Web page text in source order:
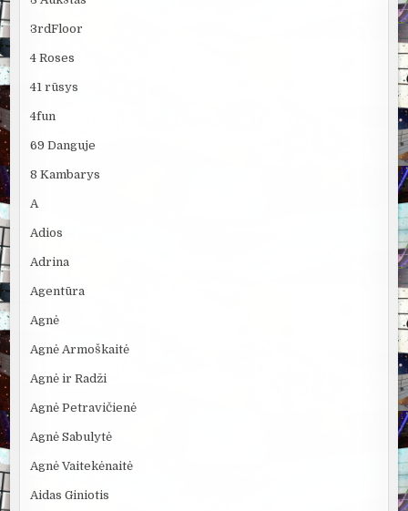
3rdFloor
4 Roses
41 rūsys
4fun
69 Danguje
8 Kambarys
A
Adios
Adrina
Agentūra
Agnė
Agnė Armoškaitė
Agnė ir Radži
Agnė Petravičienė
Agnė Sabulytė
Agnė Vaitekėnaitė
Aidas Giniotis